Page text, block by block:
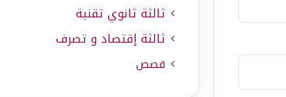
ثالثة ثانوي تقنية
ثالثة إقتصاد و تصرف
قصص